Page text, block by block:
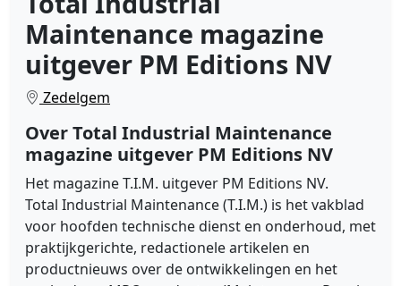
Maintenance magazine
uitgever PM Editions NV
Zedelgem
Over Total Industrial Maintenance
magazine uitgever PM Editions NV
Het magazine T.I.M. uitgever PM Editions NV.
Total Industrial Maintenance (T.I.M.) is het vakblad
voor hoofden technische dienst en onderhoud, met
praktijkgerichte, redactionele artikelen en
productnieuws over de ontwikkelingen en het